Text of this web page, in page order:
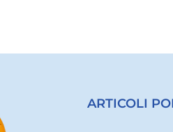
ARTICOLI